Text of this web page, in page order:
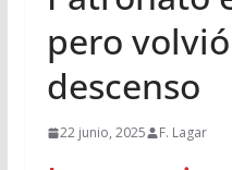
pero
descenso
22 junio, 2025 F. Lagar